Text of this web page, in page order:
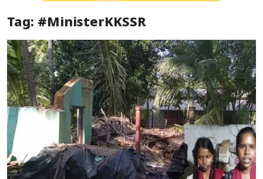
Special Story
Business
Crime
Tamilnadu
National
Tag: #MinisterKKSSR